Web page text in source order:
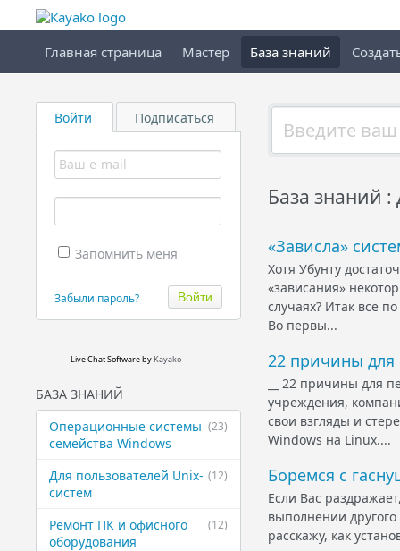
Главная страница Мастер База знаний
Войти Подписаться
Запомнить меня
Забыли пароль?
Live Chat Softwareby Kayako
БАЗА ЗНАНИЙ
(23)
Операционные ​системы ​
семейства Windows
(12)
Для ​пользователей ​Unix-
систем
(12)
Ремонт ПК и ​офисного ​
оборудования
База знаний
«Зависла»
Хотя Убунту
«зависания»
случаях? Итак все
Во первы...
22 причины для
__ 22 причины для
учреждения,
свои взгляды и
Windows на Linux....
Боремся с
Если Вас
выполнении
расскажу, как